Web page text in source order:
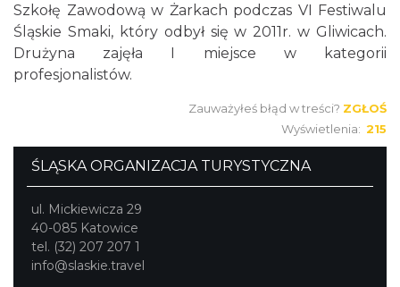
Szkołę Zawodową w Żarkach podczas VI Festiwalu
Śląskie Smaki, który odbył się w 2011r. w Gliwicach.
Drużyna zajęła I miejsce w kategorii
profesjonalistów.
Zauważyłeś błąd w treści? ZGŁOŚ
Wyświetlenia: 215
ŚLĄSKA ORGANIZACJA TURYSTYCZNA
ul. Mickiewicza 29
40-085 Katowice
tel. (32) 207 207 1
info@slaskie.travel